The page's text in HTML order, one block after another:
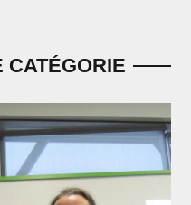
CATÉGORIE